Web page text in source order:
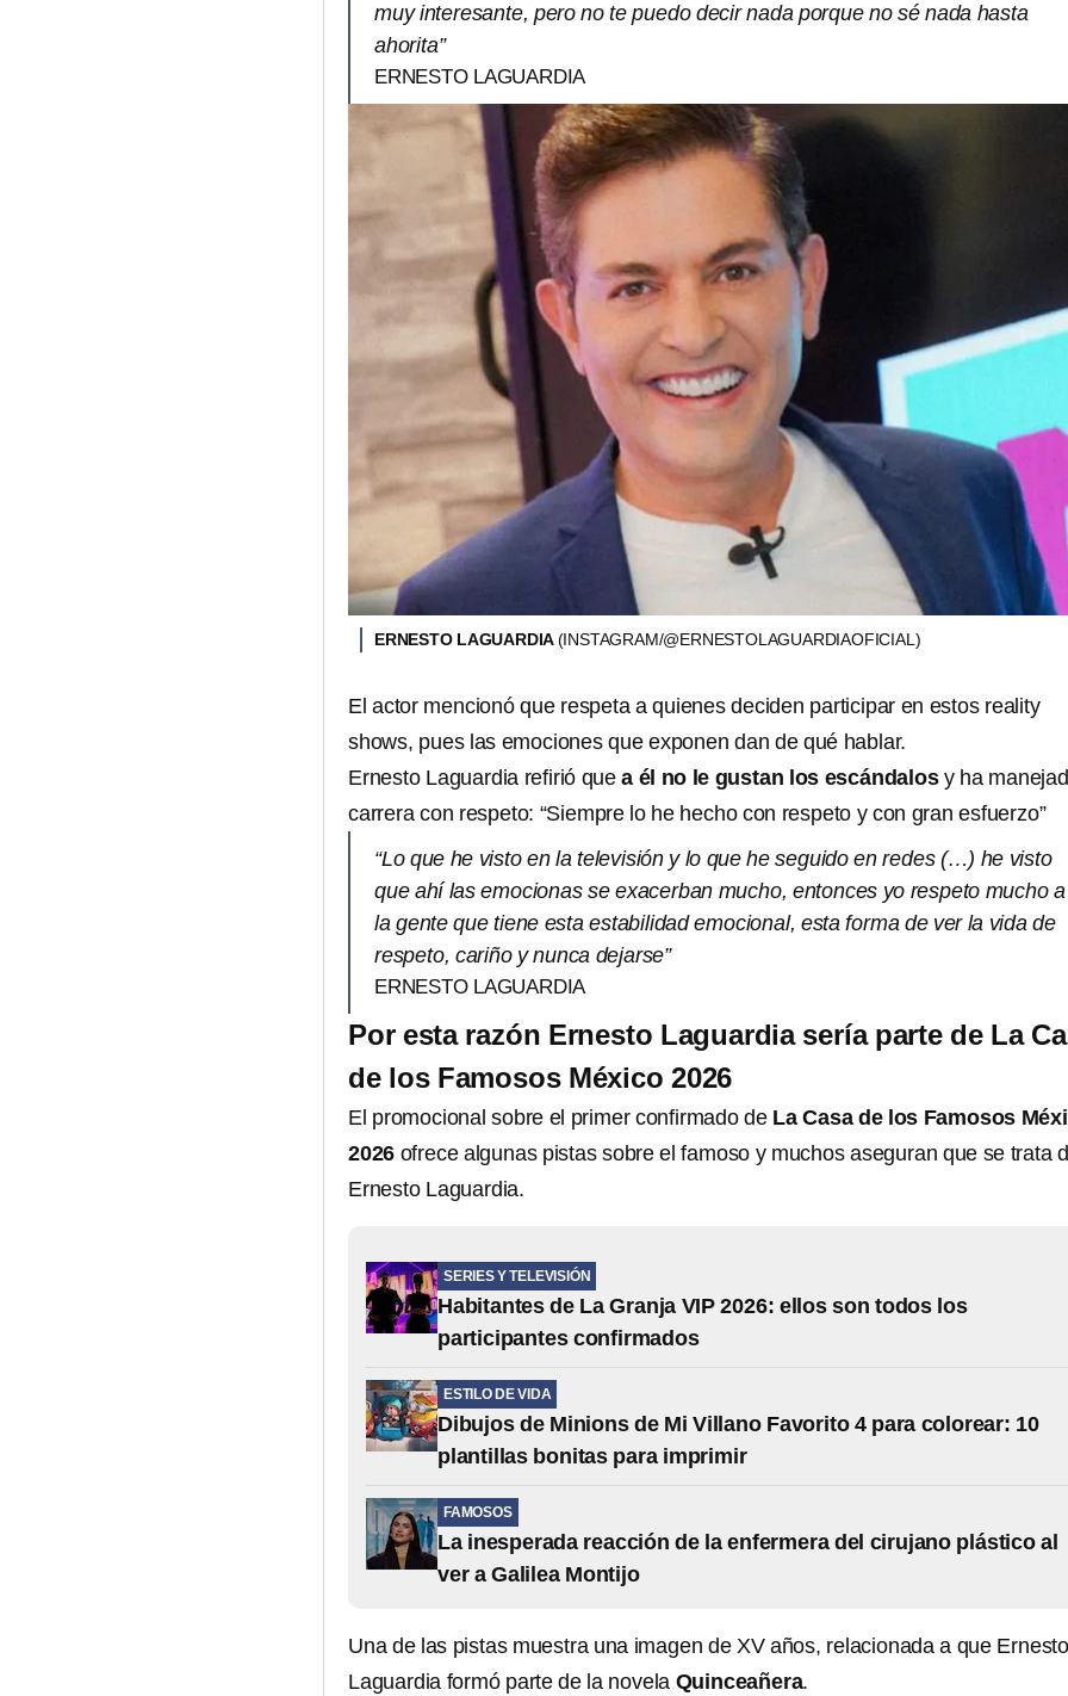
muy interesante, pero no te puedo decir nada porque no sé nada hasta
ahorita”
ERNESTO LAGUARDIA
ERNESTO LAGUARDIA(INSTAGRAM/@ERNESTOLAGUARDIAOFICIAL)
El actor mencionó que respeta a quienes deciden participar en estos reality
shows, pues las emociones que exponen dan de qué hablar.
Ernesto Laguardia refirió quea él no le gustan los escándalosy ha
carrera con respeto: “Siempre lo he hecho con respeto y con gran esfuerzo”
“Lo que he visto en la televisión y lo que he seguido en redes (…) he visto
que ahí las emocionas se exacerban mucho, entonces yo respeto mucho a
la gente que tiene esta estabilidad emocional, esta forma de ver la vida de
respeto, cariño y nunca dejarse”
ERNESTO LAGUARDIA
Por esta razón Ernesto Laguardia sería parte de La
de los Famosos México 2026
El promocional sobre el primer confirmado de La Casa de los Famosos
2026 ofrece algunas pistas sobre el famoso y muchos aseguran que se trata
Ernesto Laguardia.
SERIES Y TELEVISIÓN
Habitantes de La Granja VIP 2026: ellos son todos los
participantes confirmados
ESTILO DE VIDA
Dibujos de Minions de Mi Villano Favorito 4 para colorear: 10
plantillas bonitas para imprimir
FAMOSOS
La inesperada reacción de la enfermera del cirujano plástico al
ver a Galilea Montijo
Una de las pistas muestra una imagen de XV años, relacionada a que Ernesto
Laguardia formó parte de la novela Quinceañera.